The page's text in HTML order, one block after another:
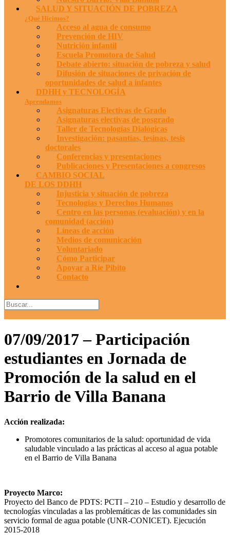
SALUD Y SITUACIÓN DE POBREZA
¿Qué Hicimos?
Acceso al agua de consumo
Prevención de HIV
Nutrición infantil
Escuela Promotora de Salud
Debate abierto: situación de pobreza y salud
Difusión de situaciones de privación de
oportunidades de salud a infantes
DDHH y TECNOLOGÍA
Aprendamos
Asignaturas Electivas de Grado
Asignaturas electivas de posgrado
Taller de Tecnologías Dialógicas
Investigación: pasantías, tesinas, tesis
doctorales
Conferencias y presentaciones
Publicaciones y Presentaciones a congresos
CAMBIO SOCIAL
DE LOS DDHH
Injusticia y situación de pobreza
Tecnologías y Derechos Humanos
Centro en las personas (evaluación) y en la
comunidad (acción)
Líneas de acción
Medios de comunicación
Voluntariado
Cómo Participar
Apoyar a Ríe Pibito
Contacto
07/09/2017 – Participación
estudiantes en Jornada de
Promoción de la salud en el
Barrio de Villa Banana
Acción realizada:
Promotores comunitarios de la salud: oportunidad de vida
saludable vinculado a las prácticas al acceso al agua potable
en el Barrio de Villa Banana
Proyecto Marco:
Proyecto del Banco de PDTS: PCTI – 210 – Estudio y desarrollo de
tecnologías vinculadas a las problemáticas de las comunidades sin
servicio formal de agua potable (UNR-CONICET). Ejecución
2015-2018